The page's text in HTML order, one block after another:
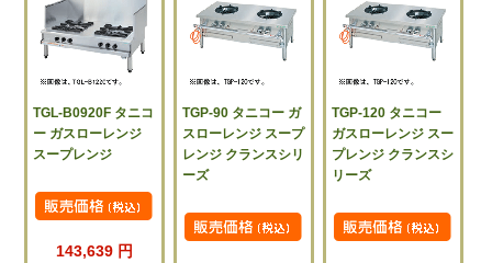
TGL-B0920F タニコ
ー ガスローレンジ
スープレンジ
143,639 円
TGP-90 タニコー ガ
スローレンジ スープ
レンジ クランスシリ
ーズ
TGP-120 タニコー
ガスローレンジ スー
プレンジ クランスシ
リーズ